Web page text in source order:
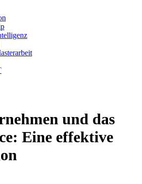
und das
Eine effektive